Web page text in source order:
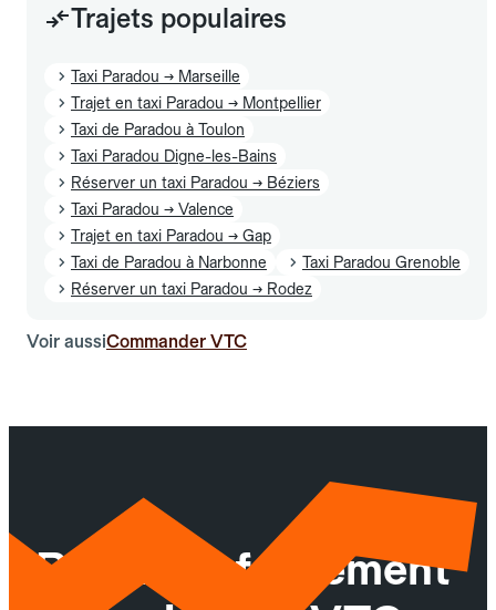
Trajets populaires
Taxi Paradou → Marseille
Trajet en taxi Paradou → Montpellier
Taxi de Paradou à Toulon
Taxi Paradou Digne-les-Bains
Réserver un taxi Paradou → Béziers
Taxi Paradou → Valence
Trajet en taxi Paradou → Gap
Taxi de Paradou à Narbonne
Taxi Paradou Grenoble
Réserver un taxi Paradou → Rodez
Voir aussiCommander VTC
Réservez facilement